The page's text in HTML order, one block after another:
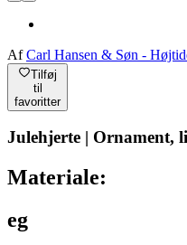
AfCarl Hansen & Søn -
Tilføj
til
favoritter
Julehjerte | Ornament,
Materiale:
eg